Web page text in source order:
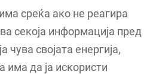
среќа ако не реагира
секоја информација пред
чува својата енергија,
има да ја искористи